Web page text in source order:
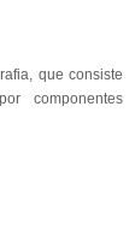
que consiste
componentes